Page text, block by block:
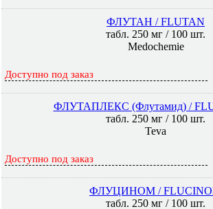
ФЛУТАН / FLUTAN
табл. 250 мг / 100 шт.
Medochemie
Доступно под заказ
ФЛУТАПЛЕКС (Флутамид) /
табл. 250 мг / 100 шт.
Teva
Доступно под заказ
ФЛУЦИНОМ /
табл. 250 мг / 100 шт.